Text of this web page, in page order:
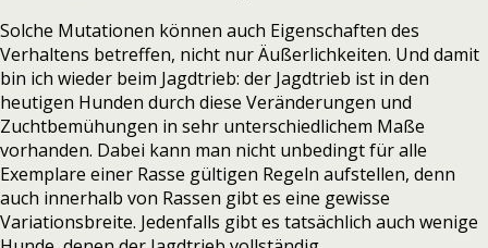
Solche Mutationen können auch Eigenschaften des
Verhaltens betreffen, nicht nur Äußerlichkeiten. Und damit
bin ich wieder beim Jagdtrieb: der Jagdtrieb ist in den
heutigen Hunden durch diese Veränderungen und
Zuchtbemühungen in sehr unterschiedlichem Maße
vorhanden. Dabei kann man nicht unbedingt für alle
Exemplare einer Rasse gültigen Regeln aufstellen, denn
auch innerhalb von Rassen gibt es eine gewisse
Variationsbreite. Jedenfalls gibt es tatsächlich auch wenige